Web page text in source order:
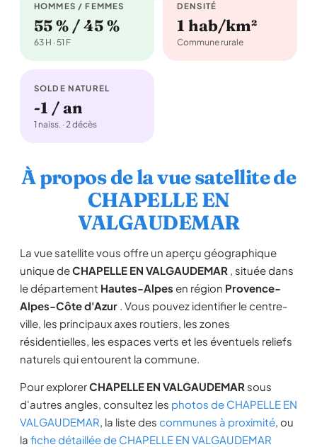
HOMMES / FEMMES
55 % / 45 %
63 H · 51 F
DENSITÉ
1 hab/km²
Commune rurale
SOLDE NATUREL
-1 / an
1 naiss. · 2 décès
À propos de la vue satellite de
CHAPELLE EN
VALGAUDEMAR
La vue satellite vous offre un aperçu géographique
unique deCHAPELLE EN VALGAUDEMAR , située dans
le département Hautes-Alpes en région Provence-
Alpes-Côte d'Azur . Vous pouvez identifier le centre-
ville, les principaux axes routiers, les zones
résidentielles, les espaces verts et les éventuels reliefs
naturels qui entourent la commune.
Pour explorerCHAPELLE EN VALGAUDEMAR sous
d'autres angles, consultez les photos de CHAPELLE EN
VALGAUDEMAR, la liste des communes à proximité, ou
la fiche détaillée de CHAPELLE EN VALGAUDEMAR